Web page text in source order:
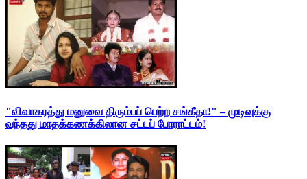
"விவாகரத்து மனுவை திரும்பப் பெற்ற சங்கீதா!" – முடிவுக்கு
வந்தது மாதக்கணக்கிலான சட்டப் போராட்டம்!